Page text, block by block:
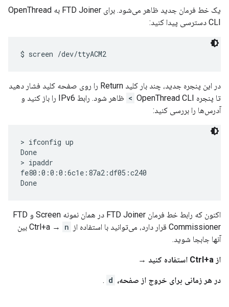
یک خط فرمان جدید ظاهر می‌شود. برای FTD Joiner به OpenThread
CLI دسترسی پیدا کنید:
در این پنجره جدید، چند بار کلید Return را روی صفحه کلید فشار دهید
تا پنجره OpenThread CLI
>
ظاهر شود. رابط IPv6 را باز کنید و
آدرس‌ها را بررسی کنید:
> ifconfig up
Done
> ipaddr
fe80:0:0:0:6c1e:87a2:df05:c240
اکنون که رابط خط فرمان FTD Joiner در همان نمونه Screen و FTD
Commissioner قرار دارد، می‌توانید با استفاده از Ctrl+a →
n
بین
آنها جابجا شوید.
از Ctrl+a استفاده کنید →
در هر زمانی برای خروج از صفحه، d
.